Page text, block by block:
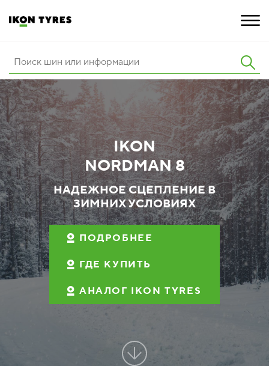
ШИНЫ
ИННОВАЦИИ
РАСШИРЕННАЯ ГАРАНТИЯ
О КОМПАНИИ
ПОКУПКА И АКЦИИ
IKON
NORDMAN 8
НАДЕЖНОЕ СЦЕПЛЕНИЕ В
ЗИМНИХ УСЛОВИЯХ
ПОДРОБНЕЕ
ГДЕ КУПИТЬ
АНАЛОГ IKON TYRES